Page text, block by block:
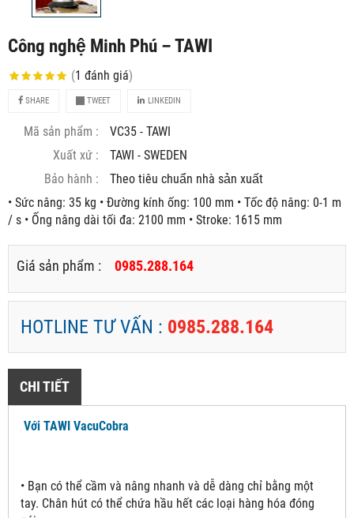
Công nghệ Minh Phú – TAWI
(1 đánh giá)
SHARE TWEET LINKEDIN
Mã sản phẩm :
VC35 - TAWI
Xuất xứ :
TAWI - SWEDEN
Bảo hành :
Theo tiêu chuẩn nhà sản xuất
• Sức nâng: 35 kg • Đường kính ống: 100 mm • Tốc độ nâng: 0-1 m
/ s • Ống nâng dài tối đa: 2100 mm • Stroke: 1615 mm
Giá sản phẩm : 0985.288.164
HOTLINE TƯ VẤN : 0985.288.164
CHI TIẾT
Với TAWI VacuCobra
• Bạn có thể cầm và nâng nhanh và dễ dàng chỉ bằng một
tay. Chân hút có thể chứa hầu hết các loại hàng hóa đóng